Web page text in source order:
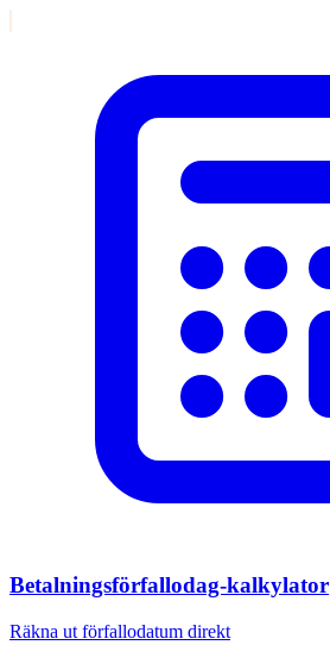
Betalningsförfallodag-kalkylator
Räkna ut förfallodatum direkt